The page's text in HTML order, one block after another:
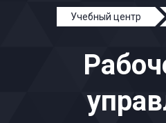
Учебный центр